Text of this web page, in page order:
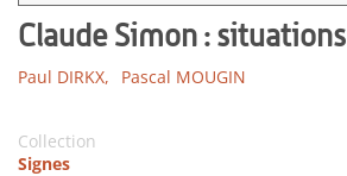
Claude Simon : situations
Paul DIRKX, Pascal MOUGIN
Collection
Signes